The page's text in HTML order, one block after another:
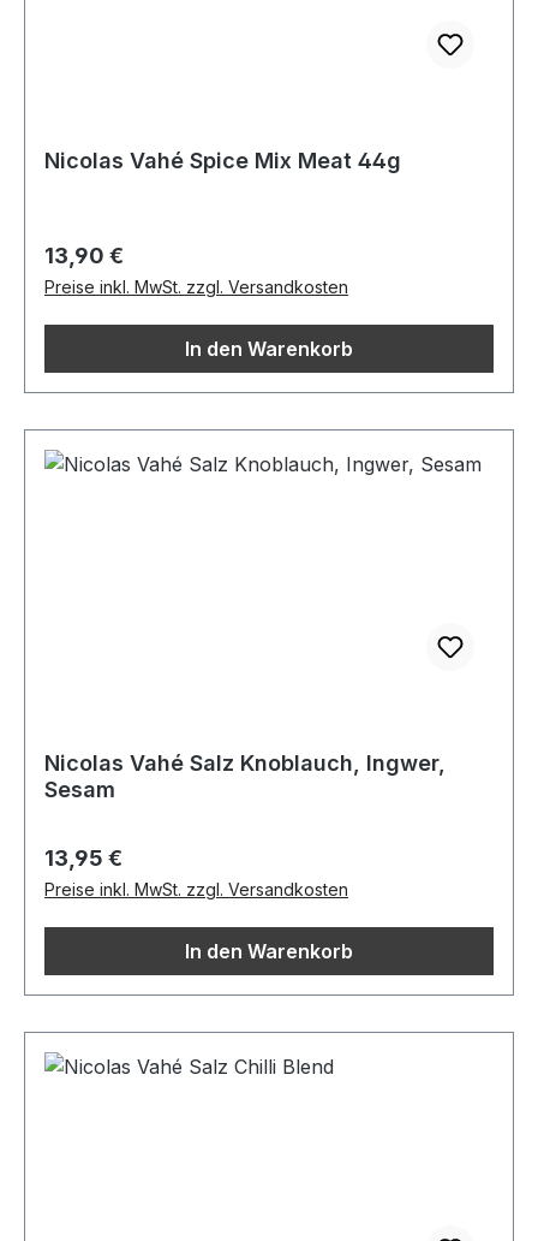
Nicolas Vahé Spice Mix Meat 44g
Regulärer Preis:
13,90 €
Preise inkl. MwSt. zzgl. Versandkosten
In den Warenkorb
Nicolas Vahé Salz Knoblauch, Ingwer,
Sesam
Regulärer Preis:
13,95 €
Preise inkl. MwSt. zzgl. Versandkosten
In den Warenkorb